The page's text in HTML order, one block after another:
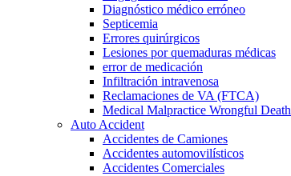
Diagnóstico médico erróneo
Septicemia
Errores quirúrgicos
Lesiones por quemaduras médicas
error de medicación
Infiltración intravenosa
Reclamaciones de VA (FTCA)
Medical Malpractice Wrongful Death
Auto Accident
Accidentes de Camiones
Accidentes automovilísticos
Accidentes Comerciales